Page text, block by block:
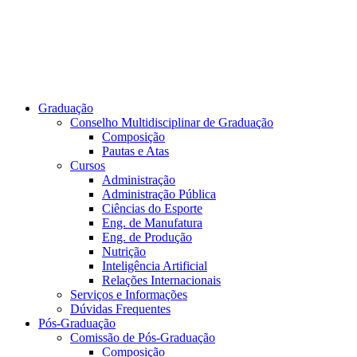
Graduação
Conselho Multidisciplinar de Graduação
Composição
Pautas e Atas
Cursos
Administração
Administração Pública
Ciências do Esporte
Eng. de Manufatura
Eng. de Produção
Nutrição
Inteligência Artificial
Relações Internacionais
Serviços e Informações
Dúvidas Frequentes
Pós-Graduação
Comissão de Pós-Graduação
Composição